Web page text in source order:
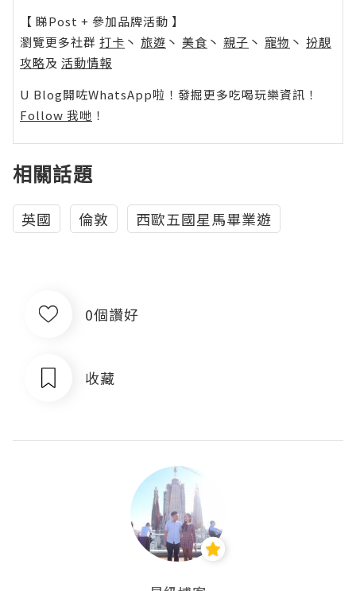
【 睇Post + 參加品牌活動 】
瀏覽更多社群 打卡 丶 旅遊 丶 美食 丶 親子 丶 寵物 丶 扮靚
攻略及 活動情報
U Blog開咗WhatsApp啦！發掘更多吃喝玩樂資訊！
Follow 我哋 ！
相關話題
英國 倫敦 西歐五國星馬畢業遊
0個讚好
收藏